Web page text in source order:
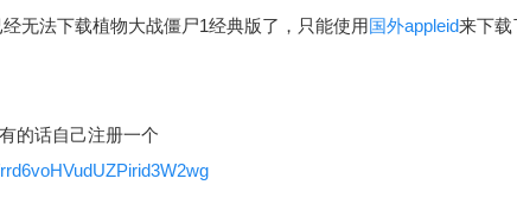
无法下载植物大战僵尸1经典版了，只能使用国外appleid来下载
的话自己注册一个